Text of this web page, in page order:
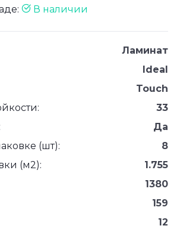
В наличии
Ламинат
Ideal
Touch
33
Да
(шт):
8
(м2):
1.755
1380
159
12